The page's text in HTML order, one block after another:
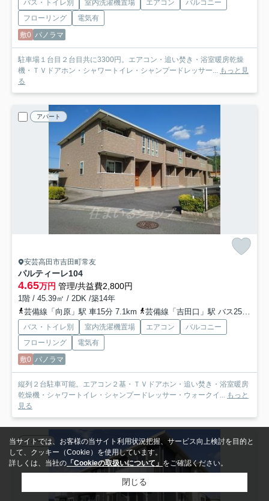
バス・トイレ別 室内洗濯機置場 エアコン
バルコニー
フローリング
電気有
敷0 パノラマ
駐車場１台目２台目共に3300円。エアコン・追い焚き・浴室暖房乾燥
機・ＴＶドアホン・シャワートイレ・シャンプードレッサー...
もっと見
る
アパート
安芸高田市吉田町常友
パルティーレ104
4.65万円 管理/共益費2,800円
1階 / 45.39㎡ / 2DK /築14年
芸備線「向原」駅 車15分 7.1km
芸備線「吉田口」駅 バス25分 備北交通「青迫バス停」 停歩4分
バス・トイレ別 室内洗濯機置場 エアコン
バルコニー
フローリング
電気有
敷0 パノラマ
縦列２台駐車可能。エアコン２基・ＴＶドアホン・追い焚き・浴室暖房
乾燥機・シャワートイレ・シャンプードレッサー・ウォークイ... もっと
見る
アパート
当サイトでは、お客様の当サイト利用状況把握、サービス向上検討を目的と
して、クッキー（Cookie）を使用しています。
詳しくは、当社の 「Cookieの取扱いについて」 をご確認ください。
閉じる